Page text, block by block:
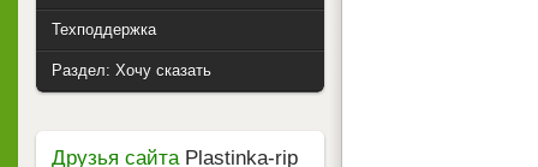
Техподдержка
Раздел: Хочу сказать
Друзья сайтаPlastinka-rip